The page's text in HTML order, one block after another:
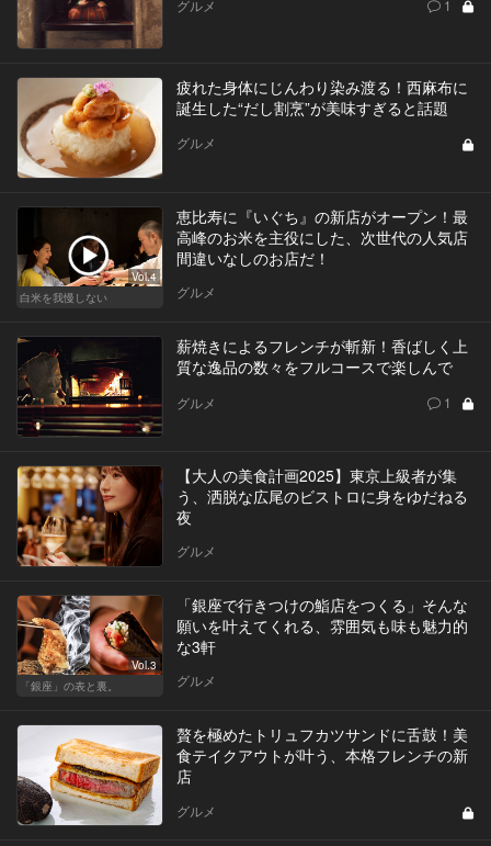
グルメ 1
疲れた身体にじんわり染み渡る！西麻布に
誕生した“だし割烹”が美味すぎると話題
グルメ
Vol.4
白米を我慢しない
恵比寿に『いぐち』の新店がオープン！最
高峰のお米を主役にした、次世代の人気店
間違いなしのお店だ！
グルメ
薪焼きによるフレンチが斬新！香ばしく上
質な逸品の数々をフルコースで楽しんで
グルメ 1
【大人の美食計画2025】東京上級者が集
う、洒脱な広尾のビストロに身をゆだねる
夜
グルメ
Vol.3
「銀座」の表と裏。
「銀座で行きつけの鮨店をつくる」そんな
願いを叶えてくれる、雰囲気も味も魅力的
な3軒
グルメ
贅を極めたトリュフカツサンドに舌鼓！美
食テイクアウトが叶う、本格フレンチの新
店
グルメ